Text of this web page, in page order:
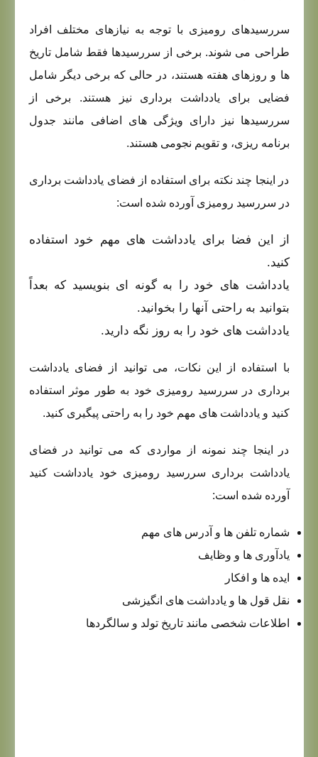
سررسیدهای رومیزی با توجه به نیازهای مختلف افراد
طراحی می شوند. برخی از سررسیدها فقط شامل تاریخ
ها و روزهای هفته هستند، در حالی که برخی دیگر شامل
فضایی برای یادداشت برداری نیز هستند. برخی از
سررسیدها نیز دارای ویژگی های اضافی مانند جدول
برنامه ریزی، و تقویم نجومی هستند.
در اینجا چند نکته برای استفاده از فضای یادداشت برداری
در سررسید رومیزی آورده شده است:
از این فضا برای یادداشت های مهم خود استفاده
کنید.
یادداشت های خود را به گونه ای بنویسید که بعداً
بتوانید به راحتی آنها را بخوانید.
یادداشت های خود را به روز نگه دارید.
با استفاده از این نکات، می توانید از فضای یادداشت
برداری در سررسید رومیزی خود به طور موثر استفاده
کنید و یادداشت های مهم خود را به راحتی پیگیری کنید.
در اینجا چند نمونه از مواردی که می توانید در فضای
یادداشت برداری سررسید رومیزی خود یادداشت کنید
آورده شده است:
شماره تلفن ها و آدرس های مهم
یادآوری ها و وظایف
ایده ها و افکار
نقل قول ها و یادداشت های انگیزشی
اطلاعات شخصی مانند تاریخ تولد و سالگردها